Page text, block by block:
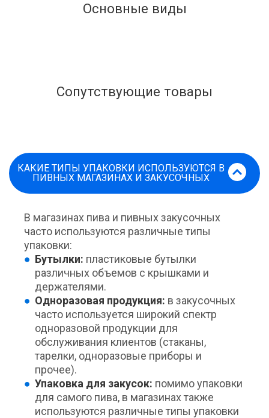
Основные виды
Сопутствующие товары
КАКИЕ ТИПЫ УПАКОВКИ ИСПОЛЬЗУЮТСЯ В
ПИВНЫХ МАГАЗИНАХ И ЗАКУСОЧНЫХ
В магазинах пива и пивных закусочных
часто используются различные типы
упаковки:
Бутылки: пластиковые бутылки
различных объемов с крышками и
держателями.
Одноразовая продукция: в закусочных
часто используется широкий спектр
одноразовой продукции для
обслуживания клиентов (стаканы,
тарелки, одноразовые приборы и
прочее).
Упаковка для закусок: помимо упаковки
для самого пива, в магазинах также
используются различные типы упаковки